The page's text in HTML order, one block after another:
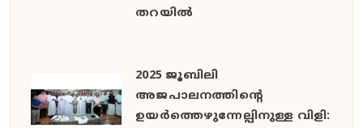
തറയിൽ
2025 ജൂബിലി
അജപാലനത്തിന്റെ
ഉയർത്തെഴുന്നേല്പിനുള്ള വിളി: